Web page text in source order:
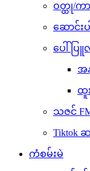
ဝတ္ထု/ကာ
ဆောင်းပ
ပေါ်ပြူ
အ
ထူး
သဇင်
Tiktok
ကံစမ်းမဲ